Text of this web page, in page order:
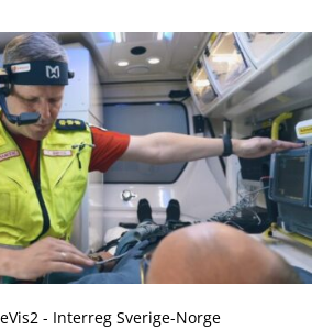
- Interreg Sverige-Norge